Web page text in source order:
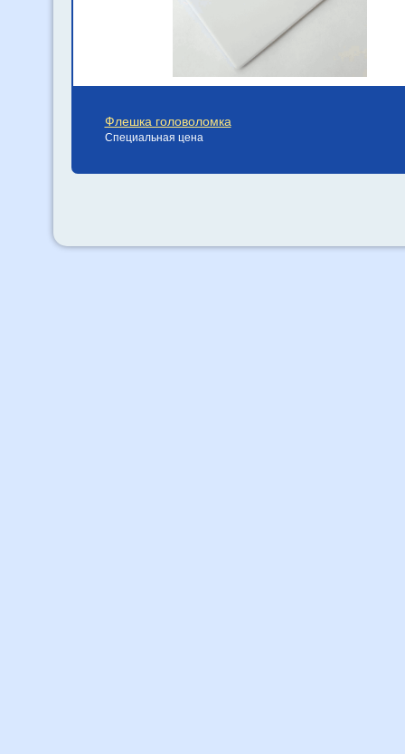
Флешка головоломка
Специальная цена